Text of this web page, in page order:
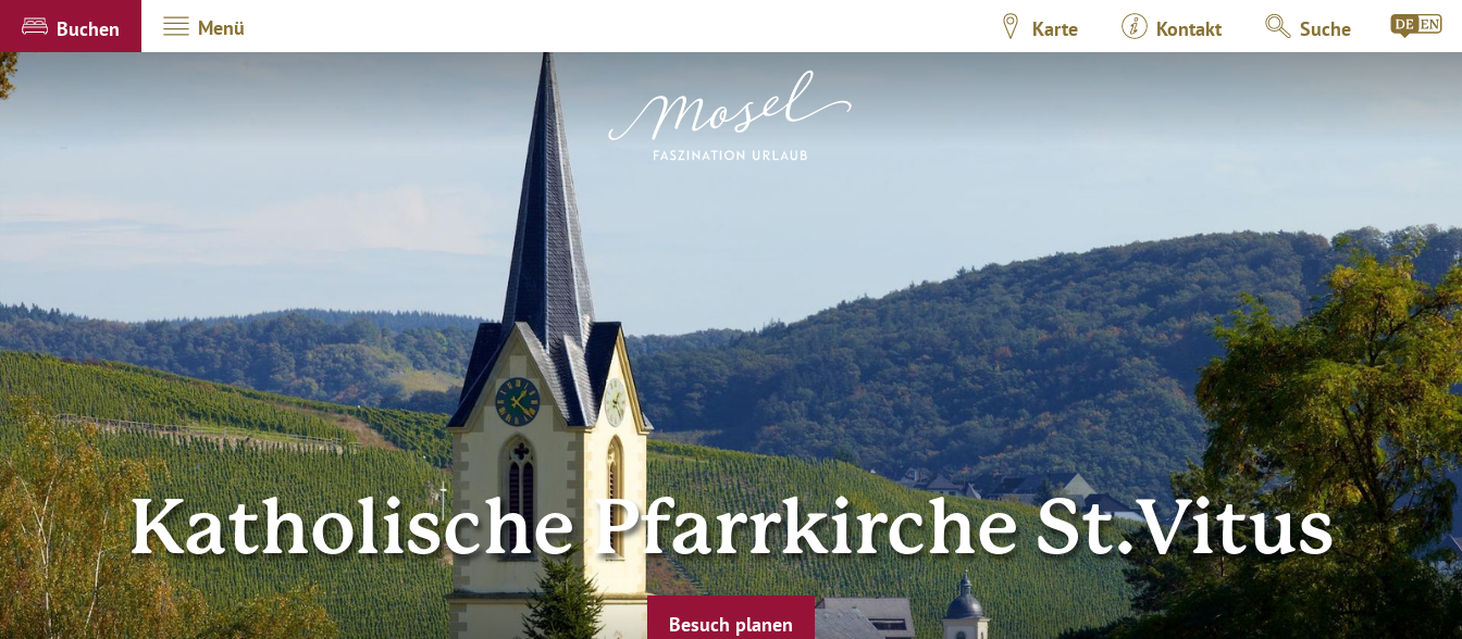
Buchen Menü Karte Kontakt Suche
Katholische Pfarrkirche St.Vitus
Besuch planen